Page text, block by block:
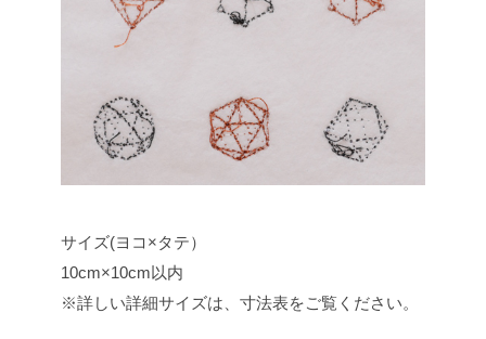
サイズ(ヨコ×タテ）
10cm×10cm以内
※詳しい詳細サイズは、寸法表をご覧ください。